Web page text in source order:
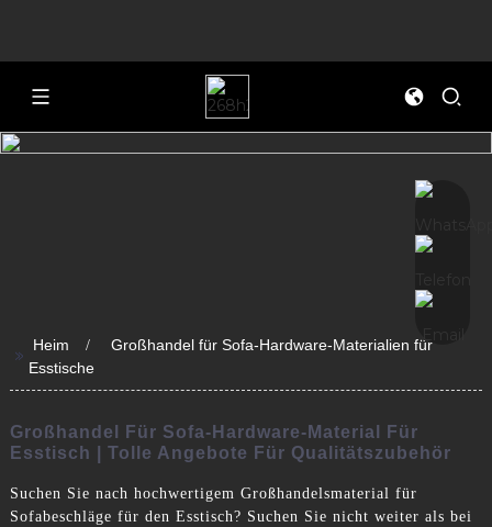
>> Heim
Großhandel für Sofa-Hardware-Materialien für
Esstische
Großhandel Für Sofa-Hardware-Material Für
Esstisch | Tolle Angebote Für Qualitätszubehör
Suchen Sie nach hochwertigem Großhandelsmaterial für
Sofabeschläge für den Esstisch? Suchen Sie nicht weiter als bei